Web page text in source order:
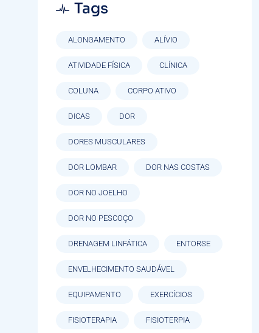
Tags
ALONGAMENTO ALÍVIO
ATIVIDADE FÍSICA CLÍNICA
COLUNA CORPO ATIVO
DICAS DOR
DORES MUSCULARES
DOR LOMBAR DOR NAS COSTAS
DOR NO JOELHO
DOR NO PESCOÇO
DRENAGEM LINFÁTICA ENTORSE
ENVELHECIMENTO SAUDÁVEL
EQUIPAMENTO EXERCÍCIOS
FISIOTERAPIA FISIOTERPIA